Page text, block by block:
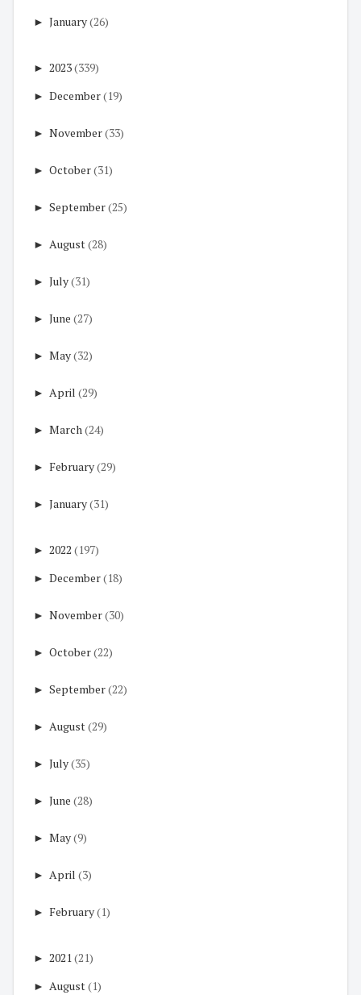
► January(26)
► 2023(339)
► December(19)
► November(33)
► October(31)
► September(25)
► August(28)
► July(31)
► June (27)
► May(32)
► April (29)
► March(24)
► February(29)
► January(31)
► 2022 (197)
► December(18)
► November(30)
► October(22)
► September(22)
► August(29)
► July(35)
► June (28)
► May(9)
► April (3)
► February(1)
► 2021 (21)
► August(1)